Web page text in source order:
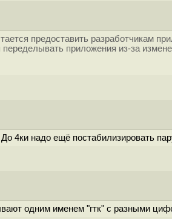
предоставить разработчикам
приложения из-за
4ки надо ещё постабилизировать
одним именем "гтк" с разными